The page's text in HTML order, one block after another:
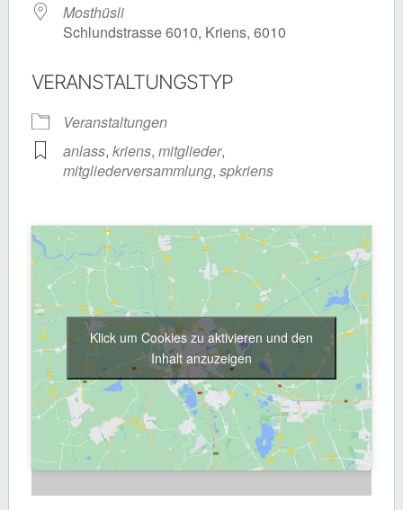
Mosthüsli
Schlundstrasse 6010, Kriens, 6010
VERANSTALTUNGSTYP
Veranstaltungen
anlass, kriens, mitglieder,
mitgliederversammlung, spkriens
Klick um Cookies zu aktivieren und den
Inhalt anzuzeigen